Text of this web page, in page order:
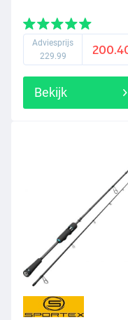
Adviesprijs
229.99
Bekijk